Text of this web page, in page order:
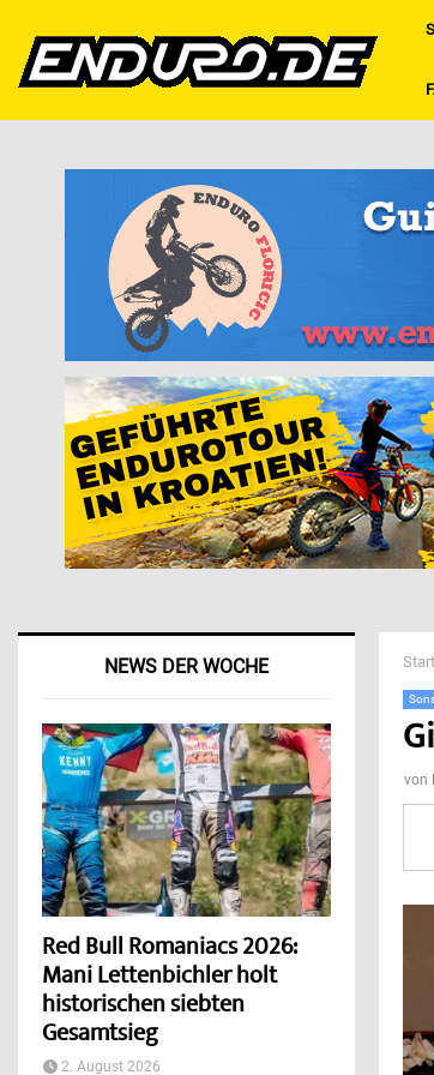
von
NEWS DER WOCHE
Red Bull Romaniacs 2026:
Mani Lettenbichler holt
historischen siebten
Gesamtsieg
2. August 2026